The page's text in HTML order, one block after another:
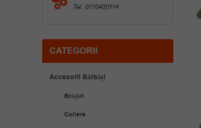
Tel. 0770420114
CATEGORII
Accesorii Bărbăți
Brățări
Coliere